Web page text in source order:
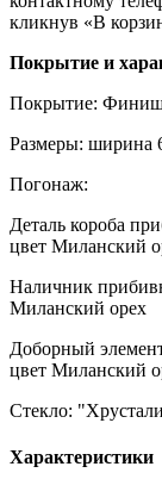
кликнув «В
Покрытие и
Покрытие: Финиш
Размеры: ширина
Погонаж:
Деталь короба
цвет Миланский
Наличник
Миланский орех
Доборный
цвет Миланский
Стекло:
Характеристики